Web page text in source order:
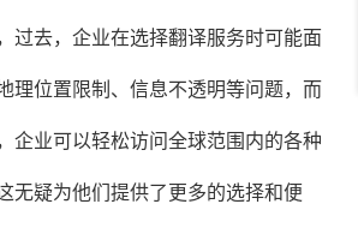
过去，企业在选择翻译服务时可能面
理位置限制、信息不透明等问题，而
企业可以轻松访问全球范围内的各种
无疑为他们提供了更多的选择和便